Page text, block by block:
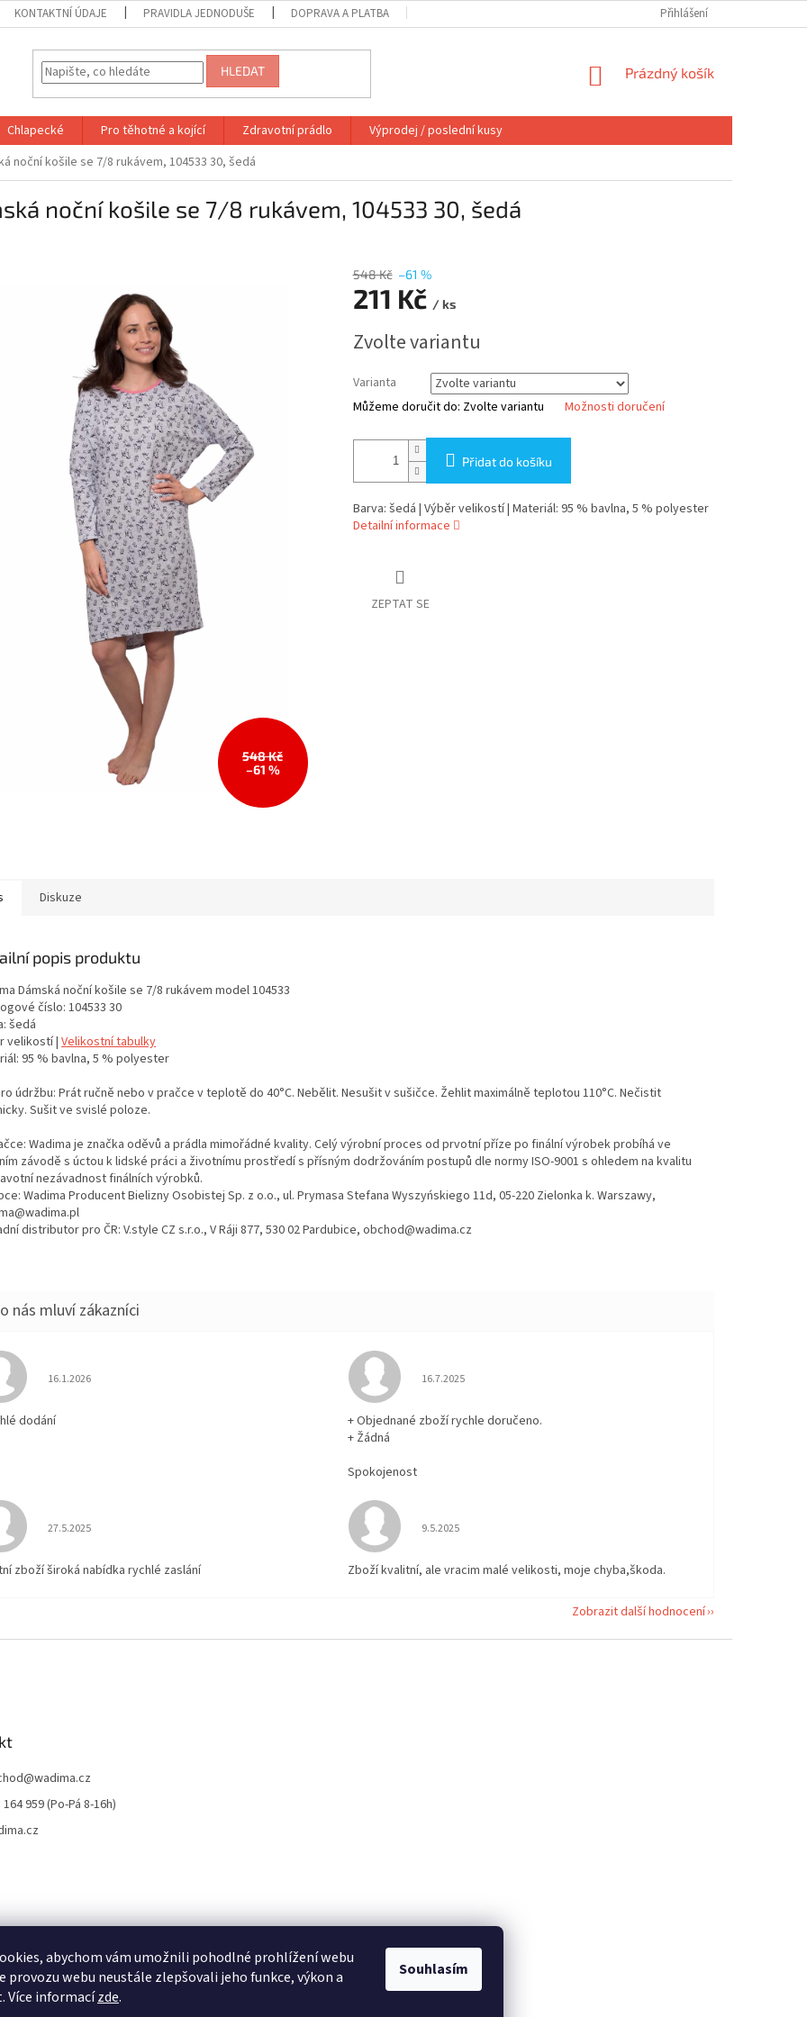
abychom vám umožnili pohodlné prohlížení webu
provozu webu neustále zlepšovali jeho funkce, výkon a
Více informacízde.
Souhlasím
KONTAKTNÍ ÚDAJE PRAVIDLA JEDNODUŠE DOPRAVA A PLATBA VÝMĚNA NEBO VRÁCENÍ
Přihlášení
HLEDAT
NÁKUPNÍ
Prázdný košík
Chlapecké Pro těhotné a kojící Zdravotní prádlo
Výprodej / poslední kusy
noční košile se 7/8 rukávem, 104533 30, šedá
noční košile se 7/8 rukávem, 104533 30, šedá
548 Kč
–61 %
548 Kč –61 %
211 Kč / ks
cena:
Zvolte variantu
Varianta
Můžeme doručit do: Zvolte variantu Možnosti doručení
Přidat do košíku
Barva: šedá | Výběr velikostí | Materiál: 95 % bavlna, 5 % polyester
Detailní informace
ZEPTAT SE
Diskuze
popis produktu
Dámská noční košile se 7/8 rukávem model 104533
číslo: 104533 30
šedá
velikostí |Velikostní tabulky
95 % bavlna, 5 % polyester
údržbu: Prát ručně nebo v pračce v teplotě do 40°C. Nebělit. Nesušit v sušičce. Žehlit maximálně teplotou 110°C. Nečistit
Sušit ve svislé poloze.
Wadima je značka oděvů a prádla mimořádné kvality. Celý výrobní proces od prvotní příze po finální výrobek probíhá ve
závodě s úctou k lidské práci a životnímu prostředí s přísným dodržováním postupů dle normy ISO-9001 s ohledem na kvalitu
nezávadnost finálních výrobků.
Wadima Producent Bielizny Osobistej Sp. z o.o., ul. Prymasa Stefana Wyszyńskiego 11d, 05-220 Zielonka k. Warszawy,
distributor pro ČR: V.style CZ s.r.o., V Ráji 877, 530 02 Pardubice, obchod@wadima.cz
Hodnocení obchodu je 5 z 5 hvězdiček.
16.1.2026
dodání
Hodnocení obchodu je 5 z 5 hvězdiček.
16.7.2025
+ Objednané zboží rychle doručeno.
+ Žádná
Spokojenost
Hodnocení obchodu je 5 z 5 hvězdiček.
27.5.2025
zboží široká nabídka rychlé zaslání
Hodnocení obchodu je 5 z 5 hvězdiček.
9.5.2025
Zboží kvalitní, ale vracim malé velikosti, moje chyba,škoda.
Zobrazit další hodnocení
@wadima.cz
164 959 (Po-Pá 8-16h)